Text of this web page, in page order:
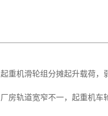
起重机滑轮组分摊起升载荷，
厂房轨道宽窄不一，起重机车